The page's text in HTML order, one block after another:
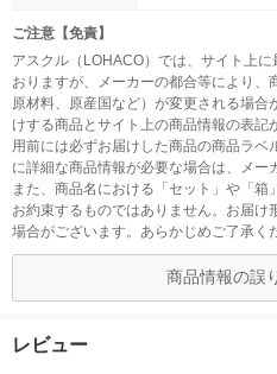
ご注意【免責】
アスクル（LOHACO）では、サイト上
おりますが、メーカーの都合等により、
原材料、原産国など）が変更される場合
けする商品とサイト上の商品情報の表記
用前には必ずお届けした商品の商品ラベ
に詳細な商品情報が必要な場合は、メー
また、商品名における「セット」や「
お約束するものではありません。お届け
場合がございます。あらかじめご了承く
商品情報の誤
レビュー